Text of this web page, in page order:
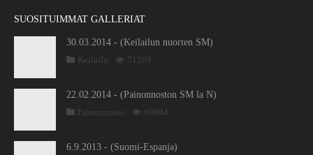
SUOSITUIMMAT GALLERIAT
30.03.2014 - (Keilailun nuorten SM)
Keilailu
71209
22.02.2014 - (Painonnoston SM la N)
Painonnosto
69084
6.9.2013 - (Suomi-Espanja)